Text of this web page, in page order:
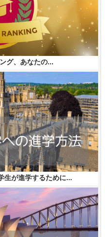
グ、あなたの...
生が進学するために...